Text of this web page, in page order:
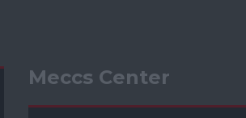
Meccs Center